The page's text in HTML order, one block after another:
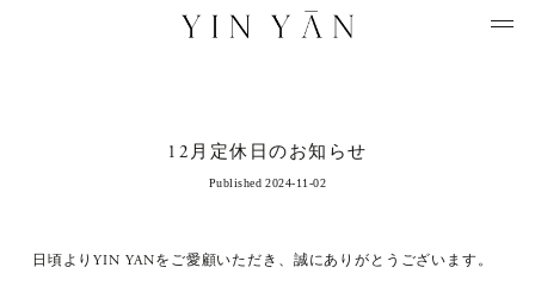
12月定休日のお知らせ
Published 2024-11-02
日頃よりYIN YANをご愛顧いただき、誠にありがとうございます。